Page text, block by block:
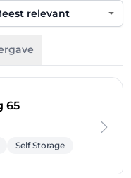
op
65- Geel
Self Storage